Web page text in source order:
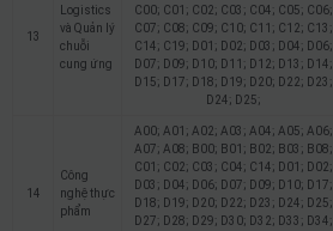
13
Logistics
và Quản lý
chuỗi
cung ứng
C00; C01; C02; C03; C04; C05; C06;
C07; C08; C09; C10; C11; C12; C13;
C14; C19; D01; D02; D03; D04; D06;
D07; D09; D10; D11; D12; D13; D14;
D15; D17; D18; D19; D20; D22; D23;
D24; D25;
14
Công
nghệ thực
phẩm
A00; A01; A02; A03; A04; A05; A06;
A07; A08; B00; B01; B02; B03; B08;
C01; C02; C03; C04; C14; D01; D02;
D03; D04; D06; D07; D09; D10; D17;
D18; D19; D20; D22; D23; D24; D25;
D27; D28; D29; D30; D32; D33; D34;